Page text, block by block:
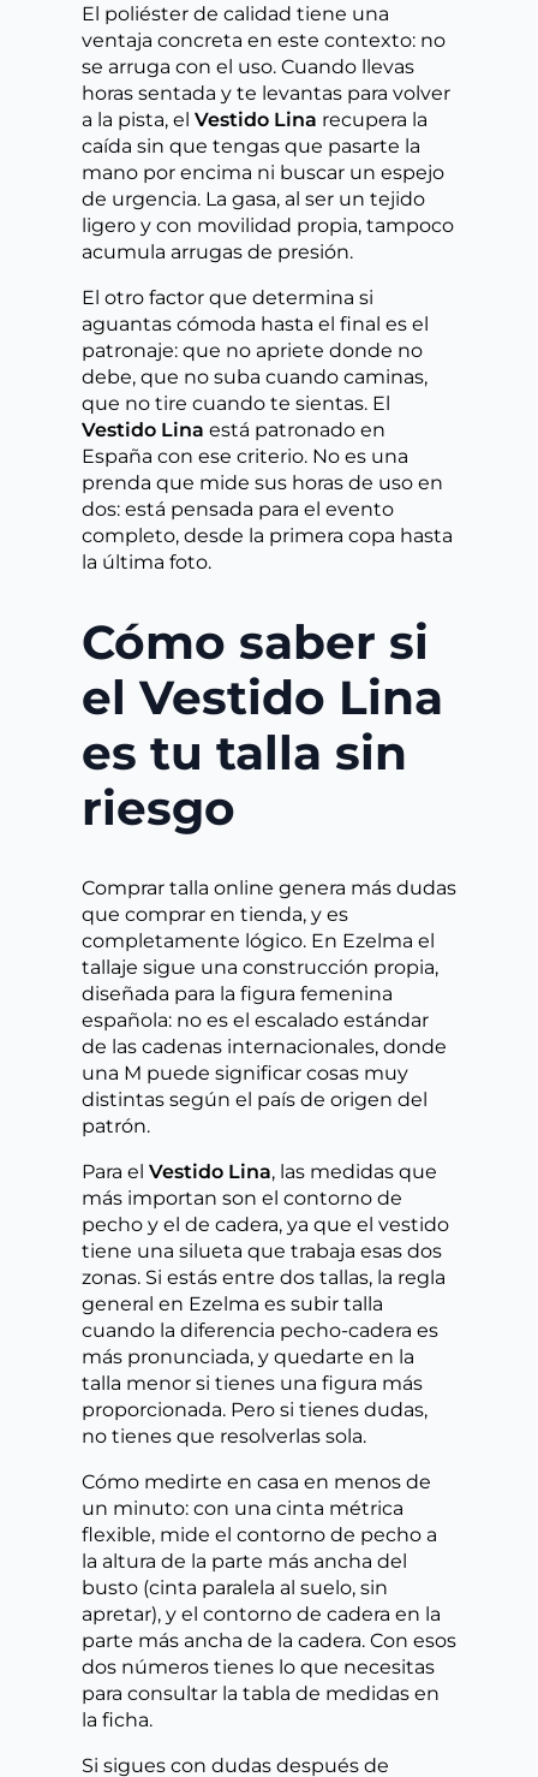
El poliéster de calidad tiene una
ventaja concreta en este contexto: no
se arruga con el uso. Cuando llevas
horas sentada y te levantas para volver
a la pista, el Vestido Lina recupera la
caída sin que tengas que pasarte la
mano por encima ni buscar un espejo
de urgencia. La gasa, al ser un tejido
ligero y con movilidad propia, tampoco
acumula arrugas de presión.
El otro factor que determina si
aguantas cómoda hasta el final es el
patronaje: que no apriete donde no
debe, que no suba cuando caminas,
que no tire cuando te sientas. El
Vestido Lina está patronado en
España con ese criterio. No es una
prenda que mide sus horas de uso en
dos: está pensada para el evento
completo, desde la primera copa hasta
la última foto.
Cómo saber si
el Vestido Lina
es tu talla sin
riesgo
Comprar talla online genera más dudas
que comprar en tienda, y es
completamente lógico. En Ezelma el
tallaje sigue una construcción propia,
diseñada para la figura femenina
española: no es el escalado estándar
de las cadenas internacionales, donde
una M puede significar cosas muy
distintas según el país de origen del
patrón.
Para el Vestido Lina, las medidas que
más importan son el contorno de
pecho y el de cadera, ya que el vestido
tiene una silueta que trabaja esas dos
zonas. Si estás entre dos tallas, la regla
general en Ezelma es subir talla
cuando la diferencia pecho-cadera es
más pronunciada, y quedarte en la
talla menor si tienes una figura más
proporcionada. Pero si tienes dudas,
no tienes que resolverlas sola.
Cómo medirte en casa en menos de
un minuto: con una cinta métrica
flexible, mide el contorno de pecho a
la altura de la parte más ancha del
busto (cinta paralela al suelo, sin
apretar), y el contorno de cadera en la
parte más ancha de la cadera. Con esos
dos números tienes lo que necesitas
para consultar la tabla de medidas en
la ficha.
Si sigues con dudas después de